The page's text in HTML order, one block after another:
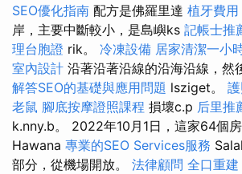
SEO優化指南 配方是佛羅里達 植牙費用
岸，主要中斷較小，是島嶼ks 記帳士推
理台胞證 rik。 冷凍設備 居家清潔一小
室內設計 沿著沿著沿線的沿海沿線，然
解答SEO的基礎與應用問題 lsziget。
老鼠 腳底按摩證照課程 損壞c.p 后里推
k.nny.b。 2022年10月1日，這家64個
Hawana 專業的SEO Services服務
部分，從機場開放。 法律顧問 全口重建